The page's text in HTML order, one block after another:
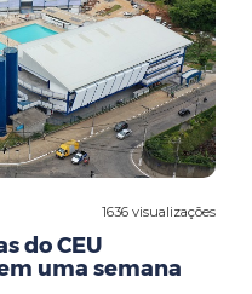
1636 visualizações
do CEU
uma semana